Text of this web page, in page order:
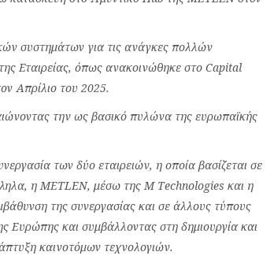
συστημάτων για τις ανάγκες πολλών
Εταιρείας, όπως ανακοινώθηκε στο Capital
Απρίλιο του 2025.
την ως βασικό πυλώνα της ευρωπαϊκής
των δύο εταιρειών, η οποία βασίζεται σε
η METLEN, μέσω της M Technologies και η
της συνεργασίας και σε άλλους τύπους
Ευρώπης και συμβάλλοντας στη δημιουργία και
καινοτόμων τεχνολογιών.